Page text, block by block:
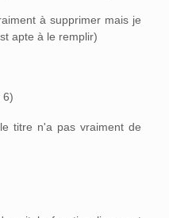
à supprimer mais je
apte à le remplir)
6)
titre n'a pas vraiment de